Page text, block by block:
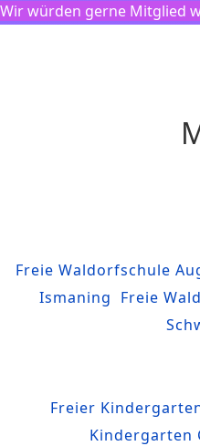
Wir würden gerne Mitglied
Freie Waldorfschule
Ismaning Freie
Freier
Kindergarten